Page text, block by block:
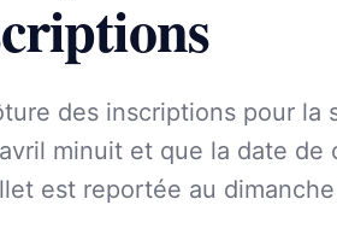
des inscriptions pour la
minuit et que la date de
est reportée au